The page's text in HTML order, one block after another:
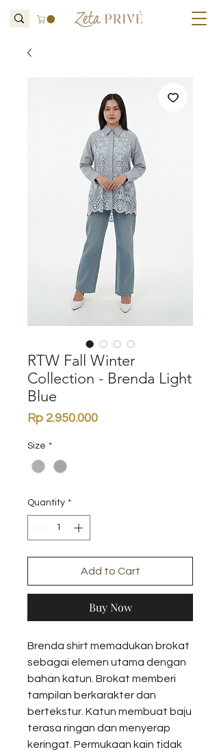
RTW Fall Winter
Collection - Brenda Light
Blue
Rp 2.950.000Price
Size *
Quantity *
Add to Cart
Buy Now
Brenda shirt memadukan brokat
sebagai elemen utama dengan
bahan katun. Brokat memberi
tampilan berkarakter dan
bertekstur. Katun membuat baju
terasa ringan dan menyerap
keringat. Permukaan kain tidak